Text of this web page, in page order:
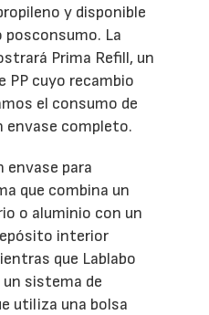
y disponible
La
Prima Refill, un
PP cuyo recambio
el consumo de
envase completo.
envase para
que combina un
o aluminio con un
interior
que Lablabo
sistema de
utiliza una bolsa